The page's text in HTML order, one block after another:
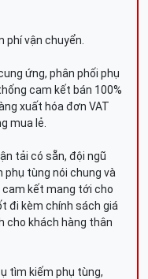
phí vận chuyển.
ứng, phân phối phụ
cam kết bán 100%
xuất hóa đơn VAT
mua lẻ.
tải có sẵn, đội ngũ
tùng nói chung và
cam kết mang tới cho
đi kèm chính sách giá
cho khách hàng thân
tìm kiếm phụ tùng,